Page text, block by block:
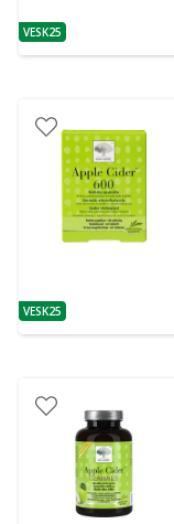
patarimas
VESK25
patarimas
VESK25